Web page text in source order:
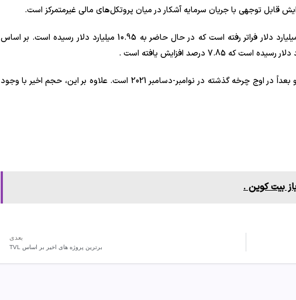
قابل ذکر است که حجم مبادلات روزانه در DeFi از مرز 10 میلیارد دلار فراتر رفته است که در حال حاضر به 10.95 میلیارد دلار رسیده است. بر اساس
جالب اینجاست که این رشد شبیه رشد در اوایل سال 2021 و بعداً در اوج چرخه گذشته در نوامبر-دسامبر 2021 است. علاوه بر این، حجم اخیر با وجود
بعدی
برترین پروژه های اخیر بر اساس TVL